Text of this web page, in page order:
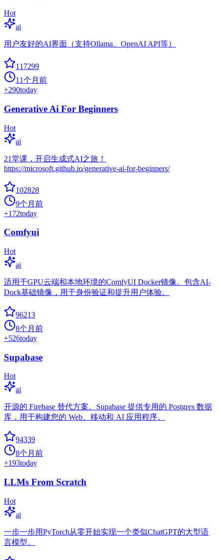
Hot
ai
用户友好的AI界面（支持Ollama、OpenAI API等）
117299
11个月前
+290today
Generative Ai For Beginners
Hot
ai
21堂课，开启生成式AI之旅！
https://microsoft.github.io/generative-ai-for-beginners/
102828
9个月前
+172today
Comfyui
Hot
ai
适用于GPU云端和本地环境的ComfyUI Docker镜像。包含AI-
Dock基础镜像，用于身份验证和提升用户体验。
96213
8个月前
+526today
Supabase
Hot
ai
开源的 Firebase 替代方案。Supabase 提供专用的 Postgres 数据
库，用于构建您的 Web、移动和 AI 应用程序。
94339
8个月前
+193today
LLMs From Scratch
Hot
ai
一步一步用PyTorch从零开始实现一个类似ChatGPT的大型语
言模型。